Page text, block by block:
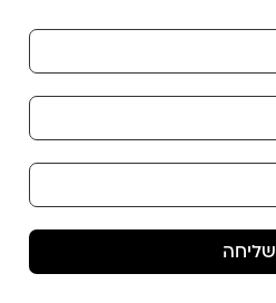
שליחה